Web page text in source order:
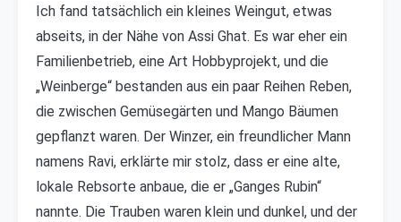
Ich fand tatsächlich ein kleines Weingut, etwas
abseits, in der Nähe von Assi Ghat. Es war eher ein
Familienbetrieb, eine Art Hobbyprojekt, und die
„Weinberge“ bestanden aus ein paar Reihen Reben,
die zwischen Gemüsegärten und Mango Bäumen
gepflanzt waren. Der Winzer, ein freundlicher Mann
namens Ravi, erklärte mir stolz, dass er eine alte,
lokale Rebsorte anbaue, die er „Ganges Rubin“
nannte. Die Trauben waren klein und dunkel, und der